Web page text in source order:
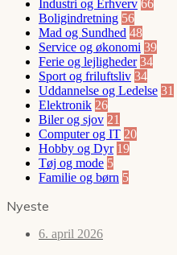
Industri og Erhverv 66
Boligindretning 56
Mad og Sundhed 48
Service og økonomi 39
Ferie og lejligheder 34
Sport og friluftsliv 34
Uddannelse og Ledelse 31
Elektronik 26
Biler og sjov 21
Computer og IT 20
Hobby og Dyr 19
Tøj og mode 5
Familie og børn 5
Nyeste
6. april 2026